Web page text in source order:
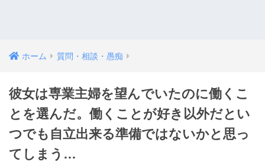
ホーム 質問・相談・愚痴
彼女は専業主婦を望んでいたのに働くこ
とを選んだ。働くことが好き以外だとい
つでも自立出来る準備ではないかと思っ
てしまう…